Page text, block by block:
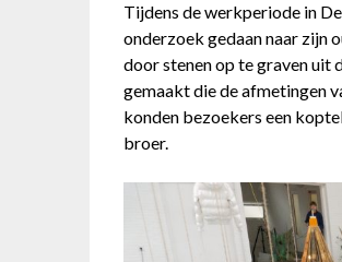
Tijdens de werkperiode in
onderzoek gedaan naar zijn
door stenen op te graven uit
gemaakt die de afmetingen
konden bezoekers een
broer.